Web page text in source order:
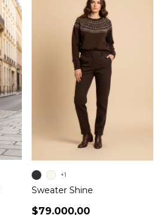
Sweater Shine
$79.000,00
+1